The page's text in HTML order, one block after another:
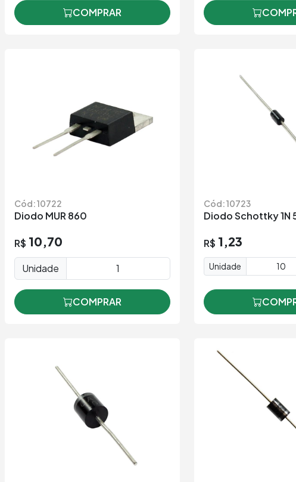
COMPRAR
Cód: 10722
Diodo MUR 860
R$ 10,70
Unidade
COMPRAR
Cód: 10723
Diodo Schottky 1N
R$ 1,23
Unidade